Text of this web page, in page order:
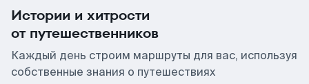
Истории и хитрости
от путешественников
Каждый день строим маршруты для вас, используя
собственные знания о путешествиях